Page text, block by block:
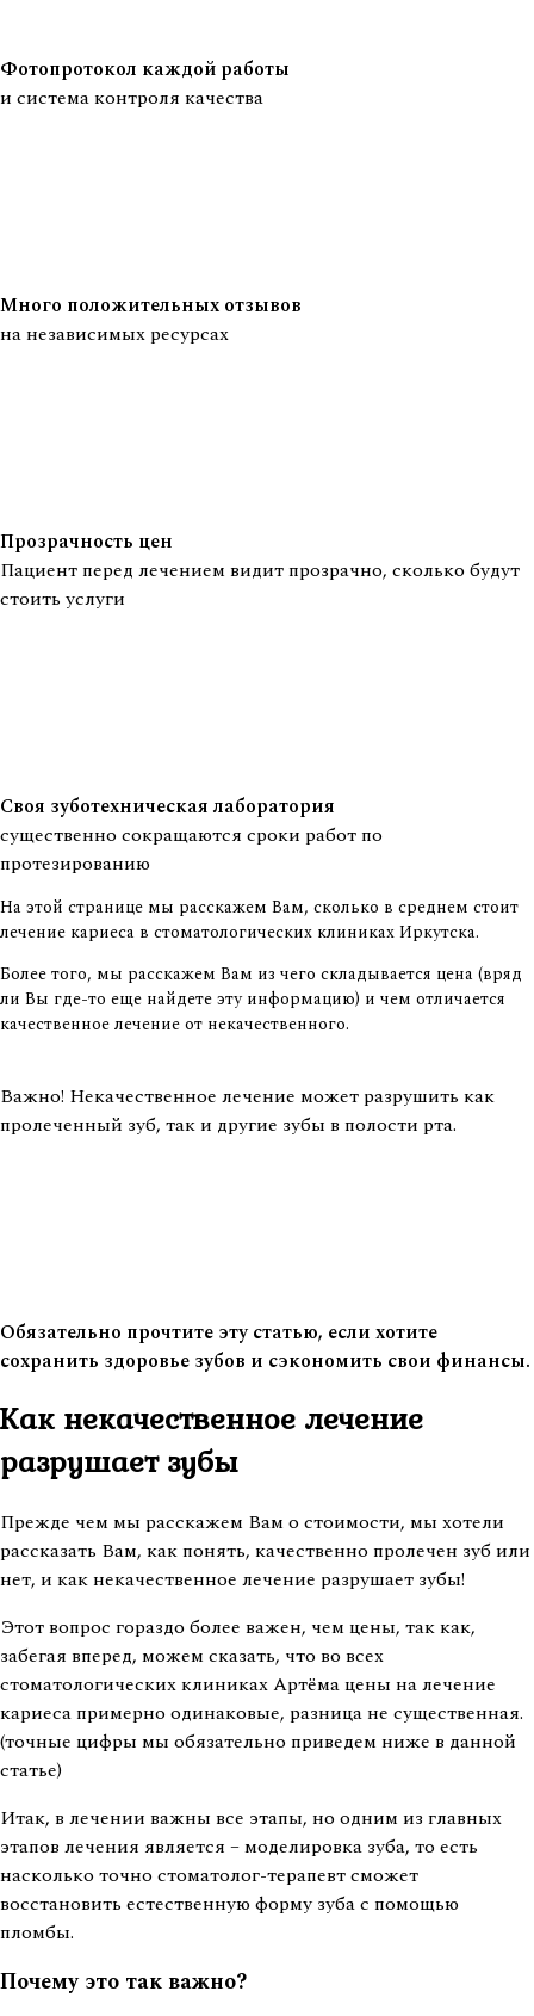
Фотопротокол каждой работы
и система контроля качества
Много положительных отзывов
на независимых ресурсах
Прозрачность цен
Пациент перед лечением видит прозрачно, сколько будут
стоить услуги
Своя зуботехническая лаборатория
существенно сокращаются сроки работ по
протезированию
На этой странице мы расскажем Вам, сколько в среднем стоит
лечение кариеса в стоматологических клиниках Иркутска.
Более того, мы расскажем Вам из чего складывается цена (вряд
ли Вы где-то еще найдете эту информацию) и чем отличается
качественное лечение от некачественного.
Важно! Некачественное лечение может разрушить как
пролеченный зуб, так и другие зубы в полости рта.
Обязательно прочтите эту статью, если хотите
сохранить здоровье зубов и сэкономить свои финансы.
Как некачественное лечение
разрушает зубы
Прежде чем мы расскажем Вам о стоимости, мы хотели
рассказать Вам, как понять, качественно пролечен зуб или
нет, и как некачественное лечение разрушает зубы!
Этот вопрос гораздо более важен, чем цены, так как,
забегая вперед, можем сказать, что во всех
стоматологических клиниках Артёма цены на лечение
кариеса примерно одинаковые, разница не существенная.
(точные цифры мы обязательно приведем ниже в данной
статье)
Итак, в лечении важны все этапы, но одним из главных
этапов лечения является – моделировка зуба, то есть
насколько точно стоматолог-терапевт сможет
восстановить естественную форму зуба с помощью
пломбы.
Почему это так важно?